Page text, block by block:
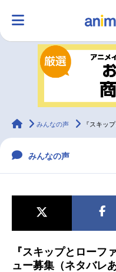
ランキング
ラジオ
2.5次元 配信・Vtuber
最新記事一覧
アニメ記事一覧
animateTimes
みんなの声 『スキップと
みんなの声
『スキップとローフ
ュー募集（ネタバレあ